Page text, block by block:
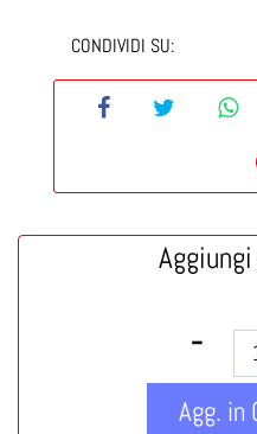
CONDIVIDI SU:
Agg. in